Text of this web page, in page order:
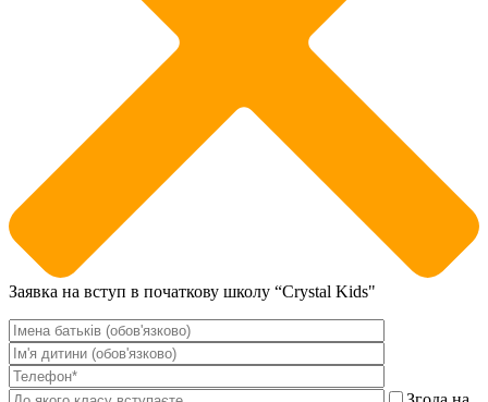
Заявка на вступ в початкову школу “Crystal Kids"